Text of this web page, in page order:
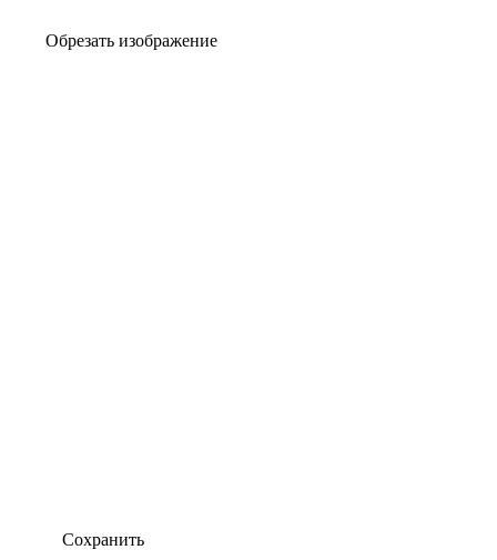
Обрезать изображение
Сохранить